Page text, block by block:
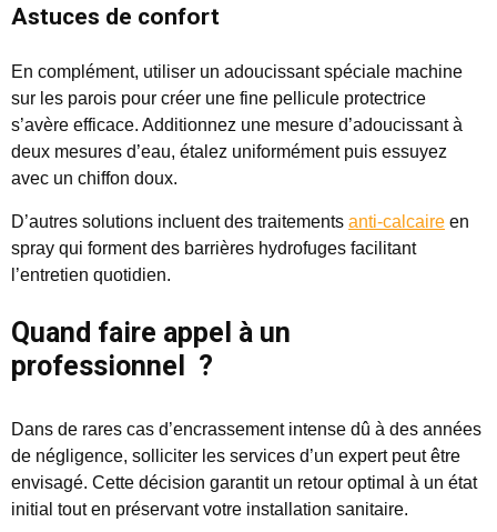
Astuces de confort
En complément, utiliser un adoucissant spéciale machine
sur les parois pour créer une fine pellicule protectrice
s’avère efficace. Additionnez une mesure d’adoucissant à
deux mesures d’eau, étalez uniformément puis essuyez
avec un chiffon doux.
D’autres solutions incluent des traitements anti-calcaire en
spray qui forment des barrières hydrofuges facilitant
l’entretien quotidien.
Quand faire appel à un
professionnel ?
Dans de rares cas d’encrassement intense dû à des années
de négligence, solliciter les services d’un expert peut être
envisagé. Cette décision garantit un retour optimal à un état
initial tout en préservant votre installation sanitaire.